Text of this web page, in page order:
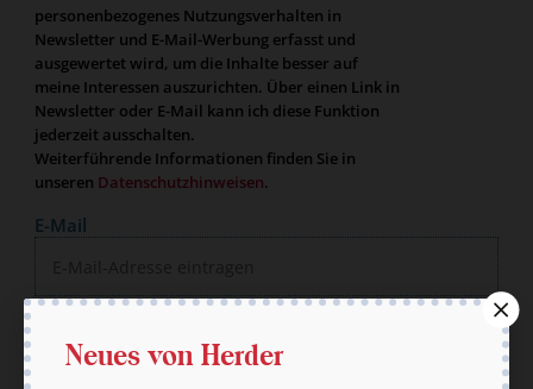
personenbezogenes Nutzungsverhalten in
Newsletter und E-Mail-Werbung erfasst und
ausgewertet wird, um die Inhalte besser auf
meine Interessen auszurichten. Über einen Link in
Newsletter oder E-Mail kann ich diese Funktion
jederzeit ausschalten.
Weiterführende Informationen finden Sie in
unseren Datenschutzhinweisen.
E-Mail
Neues von Herder